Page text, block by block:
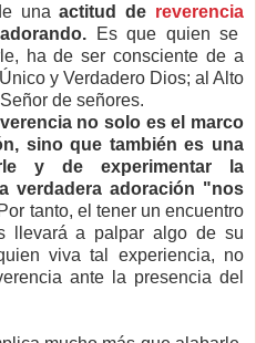
unaactitud de reverencia
Es que quien se
ha de ser consciente de a
y Verdadero Dios; al Alto
de señores.
no solo es el marco
sino que también es una
y de experimentar la
verdadera adoración "nos
Por tanto, el tener un encuentro
llevará a palpar algo de su
viva tal experiencia, no
ante la presencia del